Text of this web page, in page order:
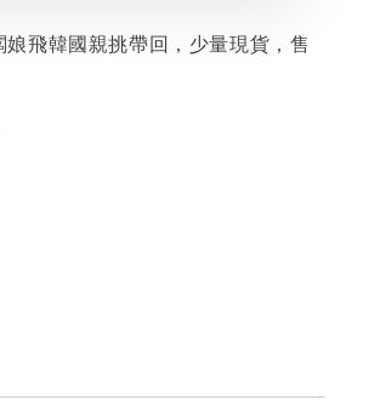
飛韓國親挑帶回，少量現貨，售